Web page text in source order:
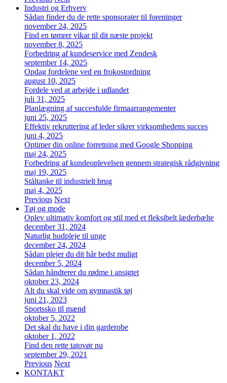
Industri og Erhverv
Sådan finder du de rette sponsorater til foreninger
november 24, 2025
Find en tømrer vikar til dit næste projekt
november 8, 2025
Forbedring af kundeservice med Zendesk
september 14, 2025
Opdag fordelene ved en frokostordning
august 10, 2025
Fordele ved at arbejde i udlandet
juli 31, 2025
Planlægning af succesfulde firmaarrangementer
juni 25, 2025
Effektiv rekruttering af leder sikrer virksomhedens succes
juni 4, 2025
Optimer din online forretning med Google Shopping
maj 24, 2025
Forbedring af kundeoplevelsen gennem strategisk rådgivning
maj 19, 2025
Ståltanke til industrielt brug
maj 4, 2025
Previous Next
Tøj og mode
Oplev ultimativ komfort og stil med et fleksibelt læderbælte
december 31, 2024
Naturlig hudpleje til unge
december 24, 2024
Sådan plejer du dit hår bedst muligt
december 5, 2024
Sådan håndterer du rødme i ansigtet
oktober 23, 2024
Alt du skal vide om gymnastik tøj
juni 21, 2023
Sportssko til mænd
oktober 5, 2022
Det skal du have i din garderobe
oktober 1, 2022
Find den rette tatovør nu
september 29, 2021
Previous Next
KONTAKT